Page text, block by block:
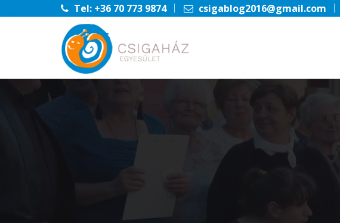
Tel: +36 70 773 9874 csigablog2016@gmail.com